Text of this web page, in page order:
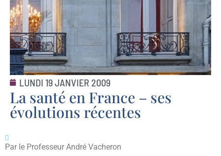
LUNDI 19 JANVIER 2009
La santé en France – ses
évolutions récentes
Par le Professeur André Vacheron